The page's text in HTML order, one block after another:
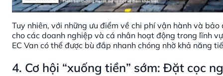
Tuy nhiên, với những ưu điểm về chi phí vận hành và
cho các doanh nghiệp và cá nhân hoạt động trong lĩnh
EC Van có thể được bù đắp nhanh chóng nhờ khả năng
4. Cơ hội “xuống tiền” sớm: Đặt cọc